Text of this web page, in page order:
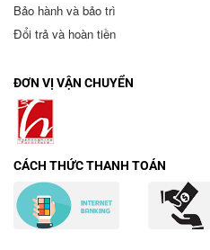
Bảo hành và bảo trì
Đổi trả và hoàn tiền
ĐƠN VỊ VẬN CHUYỂN
CÁCH THỨC THANH TOÁN